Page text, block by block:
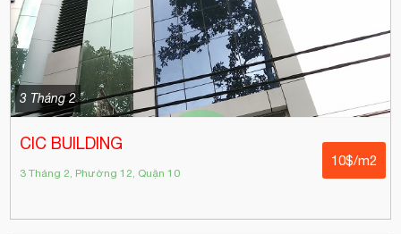
3 Tháng 2
CIC BUILDING
3 Tháng 2, Phường 12, Quận 10
10$/m2